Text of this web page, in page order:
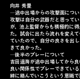
向井 秀豊
―途中出場からの攻撃面につい
攻撃は自分の武器だと思って
が、池上監督からも積極的に
た。試合に出たら流れを変え
ていたので、自分の良さを出
きて良かった。
―後半のプレーについて
吉田遥海が途中出場してから
良い関係性でプレーできてい
線に絡んでいこうという意識で